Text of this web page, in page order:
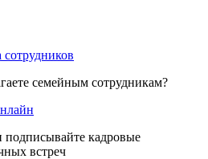
семейным сотрудникам?
подписывайте кадровые
встреч